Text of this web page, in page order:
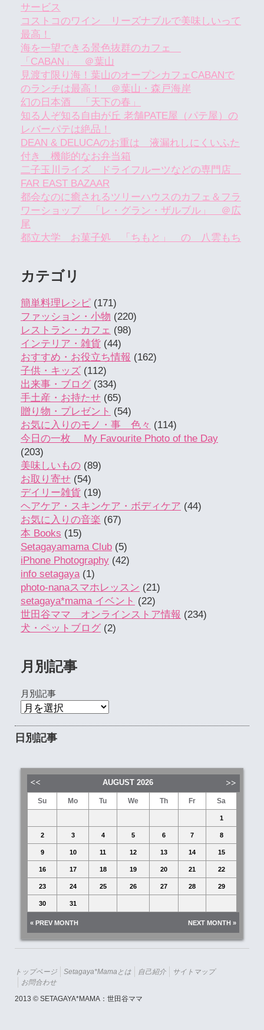
サービス
コストコのワイン リーズナブルで美味しいって
最高！
海を一望できる景色抜群のカフェ
「CABAN」 ＠葉山
見渡す限り海！葉山のオープンカフェCABANで
のランチは最高！ ＠葉山・森戸海岸
幻の日本酒 「天下の春」
知る人ぞ知る自由が丘 老舗PATE屋（パテ屋）の
レバーパテは絶品！
DEAN & DELUCAのお重は 液漏れしにくいふた
付き 機能的なお弁当箱
二子玉川ライズ ドライフルーツなどの専門店
FAR EAST BAZAAR
都会なのに癒されるツリーハウスのカフェ＆フラ
ワーショップ 「レ・グラン・ザルブル」 ＠広
尾
都立大学 お菓子処 「ちもと」 の 八雲もち
カテゴリ
簡単料理レシピ (171)
ファッション・小物 (220)
レストラン・カフェ (98)
インテリア・雑貨 (44)
おすすめ・お役立ち情報 (162)
子供・キッズ (112)
出来事・ブログ (334)
手土産・お持たせ (65)
贈り物・プレゼント (54)
お気に入りのモノ・事 色々 (114)
今日の一枚 My Favourite Photo of the Day
(203)
美味しいもの (89)
お取り寄せ (54)
デイリー雑貨 (19)
ヘアケア・スキンケア・ボディケア (44)
お気に入りの音楽 (67)
本 Books (15)
Setagayamama Club (5)
iPhone Photography (42)
info setagaya(1)
photo-nanaスマホレッスン (21)
setagaya*mama イベント (22)
世田谷ママ オンラインストア情報 (234)
犬・ペットブログ (2)
月別記事
月別記事
日別記事
AUGUST 2026
Su Mo Tu We Th Fr Sa
1
2 3 4 5 6 7 8
9 10 11 12 13 14 15
16 17 18 19 20 21 22
23 24 25 26 27 28 29
30 31
« PREV MONTH NEXT MONTH »
トップページ Setagaya*mamaとは 自己紹介
サイトマップ
お問合わせ
2013 © SETAGAYA*MAMA：世田谷ママ